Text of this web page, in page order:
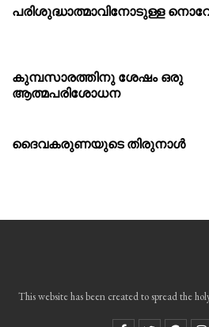
പരിശുദ്ധാത്മാവിനോടുള്ള
കുമ്പസാരത്തിനു ശേഷം ഒരു
ആത്മപരിശോധന
ദൈവകരുണയുടെ തിരുനാൾ
This website has been created to spread the